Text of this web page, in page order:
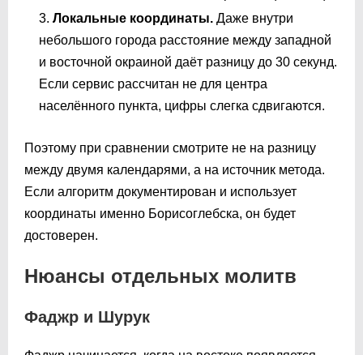
Локальные координаты. Даже внутри
небольшого города расстояние между западной
и восточной окраиной даёт разницу до 30 секунд.
Если сервис рассчитан не для центра
населённого пункта, цифры слегка сдвигаются.
Поэтому при сравнении смотрите не на разницу
между двумя календарями, а на источник метода.
Если алгоритм документирован и использует
координаты именно Борисоглебска, он будет
достоверен.
Нюансы отдельных молитв
Фаджр и Шурук